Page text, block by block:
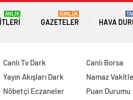
ANLIK
GAZETELER
GÜNLÜK
HAVA
Canlı Tv Dark
Yayın Akışları Dark
Nöbetçi Eczaneler
Canlı Borsa
Namaz
Puan Durumu